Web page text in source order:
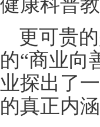
健康科普
更可贵
的“商业向
业探出了
的真正内涵